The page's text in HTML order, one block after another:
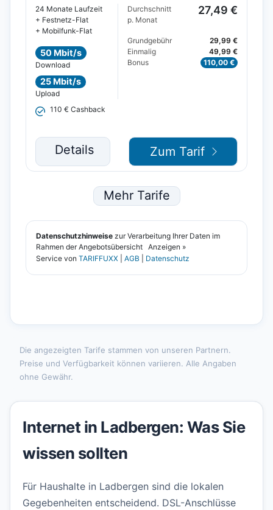
Die angezeigten Tarife stammen von unseren Partnern.
Preise und Verfügbarkeit können variieren. Alle Angaben
ohne Gewähr.
Internet in Ladbergen: Was Sie
wissen sollten
Für Haushalte in Ladbergen sind die lokalen
Gegebenheiten entscheidend. DSL-Anschlüsse